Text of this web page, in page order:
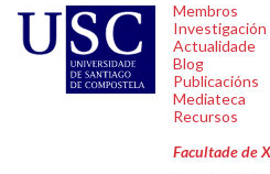
Membros
Investigación
Actualidade
Blog
Publicacións
Mediateca
Recursos
Facultade de